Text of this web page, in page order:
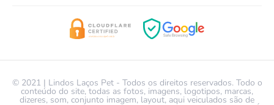
© 2021 | Lindos Laços Pet - Todos os direitos reservados. Todo o
conteúdo do site, todas as fotos, imagens, logotipos, marcas,
dizeres, som, conjunto imagem, layout, aqui veiculados são de